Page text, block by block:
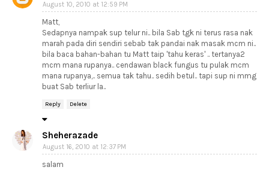
August 10, 2010 at 12:59 PM
Matt,
Sedapnya nampak sup telur ni.. bila Sab tgk ni terus rasa nak
marah pada diri sendiri sebab tak pandai nak masak mcm ni..
bila baca bahan-bahan tu Matt taip 'tahu keras' .. tertanya2
mcm mana rupanya.. cendawan black fungus tu pulak mcm
mana rupanya,.. semua tak tahu.. sedih betul.. tapi sup ni mmg
buat Sab terliur la..
Reply Delete
Sheherazade
August 16, 2010 at 12:37 PM
salam